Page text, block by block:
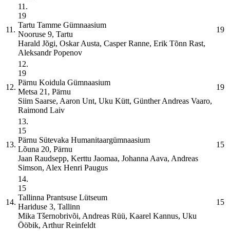
11.
11.
19
Tartu Tamme Gümnaasium
Nooruse 9, Tartu
Harald Jõgi, Oskar Austa, Casper Ranne, Erik Tõnn Rast,
Aleksandr Popenov
19
12.
12.
19
Pärnu Koidula Gümnaasium
Metsa 21, Pärnu
Siim Saarse, Aaron Unt, Uku Kütt, Günther Andreas Vaaro,
Raimond Laiv
19
13.
13.
15
Pärnu Sütevaka Humanitaargümnaasium
Lõuna 20, Pärnu
Jaan Raudsepp, Kerttu Jaomaa, Johanna Aava, Andreas
Simson, Alex Henri Paugus
15
14.
14.
15
Tallinna Prantsuse Lütseum
Hariduse 3, Tallinn
Mika Tšernobrivõi, Andreas Rüü, Kaarel Kannus, Uku
Ööbik, Arthur Reinfeldt
15